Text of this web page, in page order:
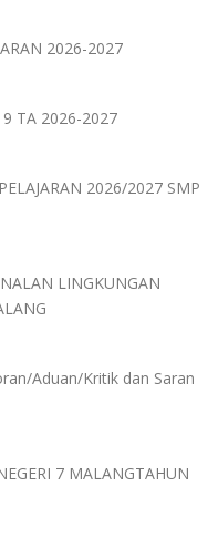
2026-2027
9 TA 2026-2027
2026/2027 SMP
LINGKUNGAN
Aduan/Kritik dan Saran
7 MALANGTAHUN